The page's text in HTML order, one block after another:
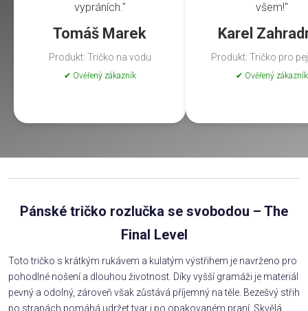
vypráních."
Tomáš Marek
Produkt: Tričko na vodu
✔ Ověřený zákazník
všem!"
Karel
Produkt: Tričko pro
✔ Ověřený zákazník
Pánské tričko rozlučka se svobodou – The
Final Level
Toto tričko s krátkým rukávem a kulatým výstřihem je navrženo pro
pohodlné nošení a dlouhou životnost. Díky vyšší gramáži je materiál
pevný a odolný, zároveň však zůstává příjemný na těle. Bezešvý střih
po stranách pomáhá udržet tvar i po opakovaném praní. Skvělá